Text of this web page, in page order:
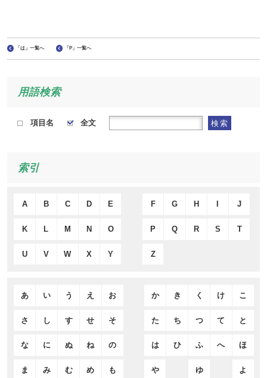
「は」一覧へ 「P」一覧へ
用語検索
項目名 全文 検索
索引
A B C D E F G H J
K L M N O P Q R S T
U V W X Y Z
あ い う え お か き く け こ
さ し す せ そ た ち つ て と
な に ぬ ね の は ひ ふ へ ほ
ま み む め も や ゆ よ